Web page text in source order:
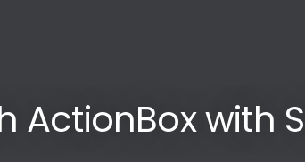
ActionBox with
sugerencia o un proyecto que no